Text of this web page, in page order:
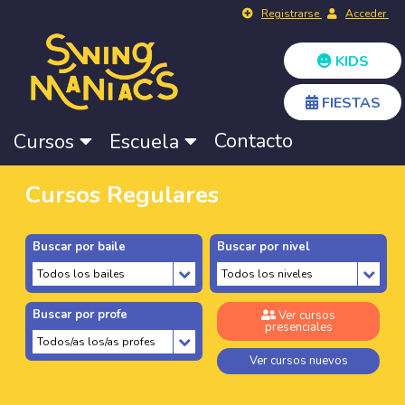
Registrarse Acceder
KIDS
FIESTAS
Cursos Escuela Contacto
Cursos Regulares
Buscar por baile Buscar por nivel
Buscar por profe Ver cursos
presenciales
Ver cursos nuevos